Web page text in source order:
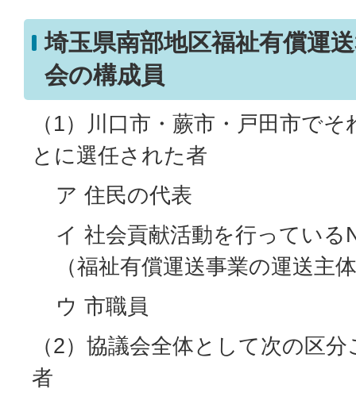
埼玉県南部地区福祉有償運
会の構成員
（1）川口市・蕨市・戸田市で
とに選任された者
ア 住民の代表
イ 社会貢献活動を行っている
（福祉有償運送事業の運送主
ウ 市職員
（2）協議会全体として次の区
者